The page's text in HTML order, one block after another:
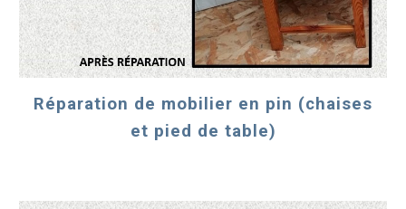
Réparation de mobilier en pin (chaises
et pied de table)